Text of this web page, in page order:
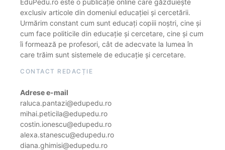
EduPedu.ro este o publicație online care găzduiește
exclusiv articole din domeniul educației și cercetării.
Urmărim constant cum sunt educați copiii noștri, cine și
cum face politicile din educație și cercetare, cine și cum
îi formează pe profesori, cât de adecvate la lumea în
care trăim sunt sistemele de educație și cercetare.
CONTACT REDACȚIE
Adrese e-mail
raluca.pantazi@edupedu.ro
mihai.peticila@edupedu.ro
costin.ionescu@edupedu.ro
alexa.stanescu@edupedu.ro
diana.ghimisi@edupedu.ro